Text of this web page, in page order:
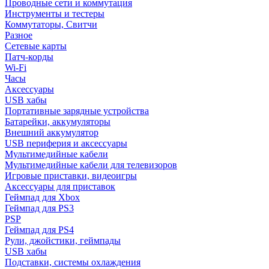
Проводные сети и коммутация
Инструменты и тестеры
Коммутаторы, Свитчи
Разное
Сетевые карты
Патч-корды
Wi-Fi
Часы
Аксессуары
USB хабы
Портативные зарядные устройства
Батарейки, аккумуляторы
Внешний аккумулятор
USB периферия и аксессуары
Мультимедийные кабели
Мультимедийные кабели для телевизоров
Игровые приставки, видеоигры
Аксессуары для приставок
Геймпад для Xbox
Геймпад для PS3
PSP
Геймпад для PS4
Рули, джойстики, геймпады
USB хабы
Подставки, системы охлаждения